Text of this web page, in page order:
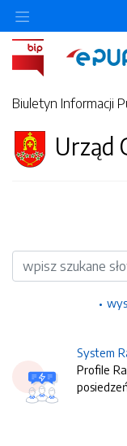
Biuletyn Informacji
Urząd
Wyszukiwarka
System
Profile